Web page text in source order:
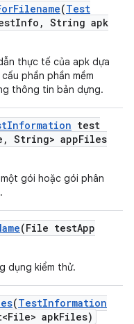
Filename(Test
Info , String apk
thực tế của apk dựa
phần phần mềm
thông tin bản dựng.
Information test
, String> appFiles
gói hoặc gói phân
(File testApp
dụng kiểm thử.
(TestInformation
apkFiles)